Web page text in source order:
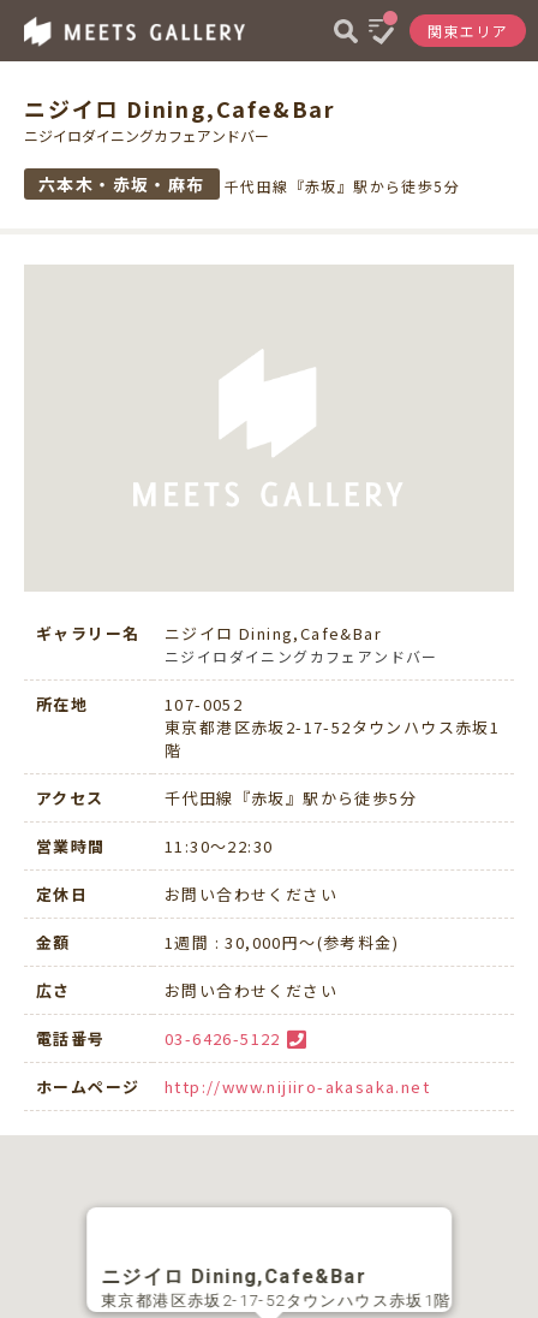
関東エリア
ニジイロ Dining,Cafe&Bar
ニジイロダイニングカフェアンドバー
六本木・赤坂・麻布 千代田線『赤坂』駅から徒歩5分
ギャラリー名 ニジイロ Dining,Cafe&Bar
ニジイロダイニングカフェアンドバー
所在地
107-0052
東京都港区赤坂2-17-52タウンハウス赤坂1
階
アクセス 千代田線『赤坂』駅から徒歩5分
営業時間 11:30〜22:30
定休日 お問い合わせください
金額 1週間 : 30,000円～(参考料金)
広さ お問い合わせください
電話番号 03-6426-5122
ホームページ http://www.nijiiro-akasaka.net
ニジイロ Dining,Cafe&Bar
東京都港区赤坂2-17-52タウンハウス赤坂1階